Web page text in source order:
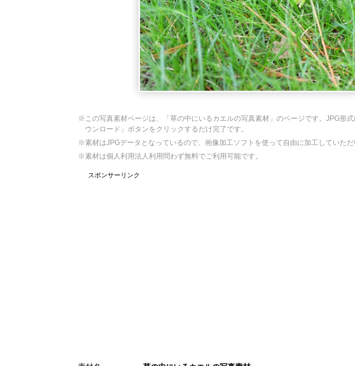
※この写真素材ページは、「草の中にいるカエルの写真素材」のページです。JPG形
ウンロード」ボタンをクリックするだけ完了です。
※素材はJPGデータとなっているので、画像加工ソフトを使って自由に加工していただ
※素材は個人利用法人利用問わず無料でご利用可能です。
スポンサーリンク